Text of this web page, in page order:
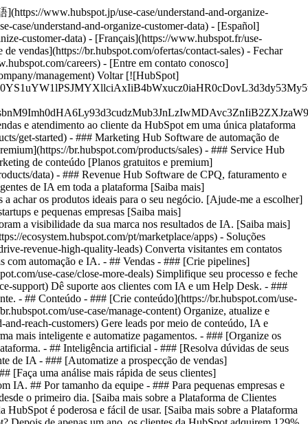
www.hubspot.jp/use-case/understand-and-organize-
case/understand-and-organize-customer-data) - [Español]
customer-data) - [Français](https://www.hubspot.fr/use-
vendas](https://br.hubspot.com/ofertas/contact-sales) - Fechar
careers) - [Entre em contato conosco]
management) Voltar [![HubSpot]
e atendimento ao cliente da HubSpot em uma única plataforma
get-started) - ### Marketing Hub Software de automação de
br.hubspot.com/products/sales) - ### Service Hub
de conteúdo [Planos gratuitos e premium]
data) - ### Revenue Hub Software de CPQ, faturamento e
de IA em toda a plataforma [Saiba mais]
achar os produtos ideais para o seu negócio. [Ajude-me a escolher]
e pequenas empresas [Saiba mais]
a visibilidade da sua marca nos resultados de IA. [Saiba mais]
ecosystem.hubspot.com/pt/marketplace/apps) - Soluções
revenue-high-quality-leads) Converta visitantes em contatos
com automação e IA. - ## Vendas - ### [Crie pipelines]
use-case/close-more-deals) Simplifique seu processo e feche
support) Dê suporte aos clientes com IA e um Help Desk. - ###
- ## Conteúdo - ### [Crie conteúdo](https://br.hubspot.com/use-
use-case/manage-content) Organize, atualize e
reach-customers) Gere leads por meio de conteúdo, IA e
mais inteligente e automatize pagamentos. - ### [Organize os
- ## Inteligência artificial - ### [Resolva dúvidas de seus
de IA - ### [Automatize a prospecção de vendas]
[Faça uma análise mais rápida de seus clientes]
IA. ## Por tamanho da equipe - ### Para pequenas empresas e
o primeiro dia. [Saiba mais sobre a Plataforma de Clientes
é poderosa e fácil de usar. [Saiba mais sobre a Plataforma